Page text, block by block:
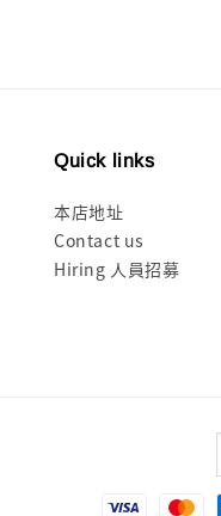
Quick links
本店地址
Contact us
Hiring 人員招募